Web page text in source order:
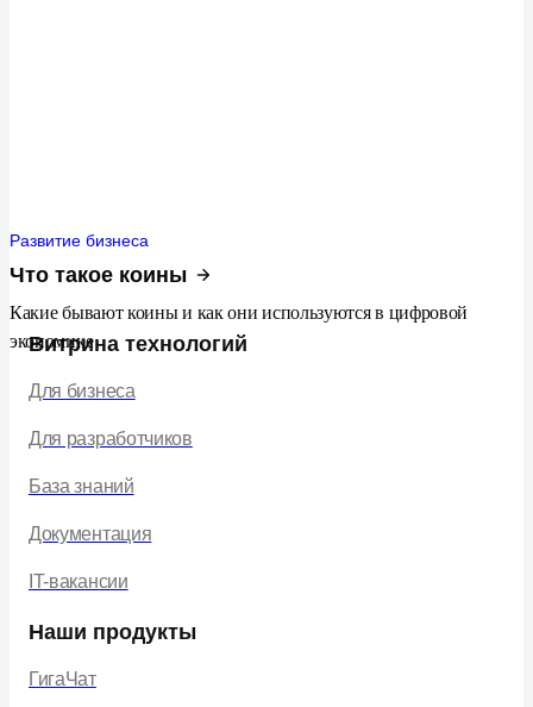
Развитие бизнеса
Что такое коины
Какие бывают коины и как они используются в цифровой
экономике
Витрина технологий
Для бизнеса
Для разработчиков
База знаний
Документация
IT-вакансии
Наши продукты
ГигаЧат